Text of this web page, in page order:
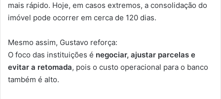
mais rápido. Hoje, em casos extremos, a consolidação do
imóvel pode ocorrer em cerca de 120 dias.
Mesmo assim, Gustavo reforça:
O foco das instituições é negociar, ajustar parcelas e
evitar a retomada, pois o custo operacional para o banco
também é alto.